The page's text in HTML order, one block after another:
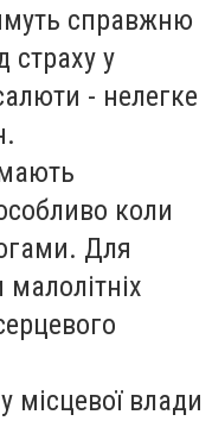
справжню
страху у
- нелегке
коли
Для
місцевої влади